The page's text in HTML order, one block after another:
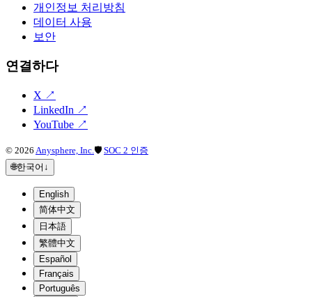
개인정보 처리방침
데이터 사용
보안
연결하다
X ↗
LinkedIn ↗
YouTube ↗
© 2026 Anysphere, Inc. 🛡 SOC 2 인증
🌐한국어 ↓
English
简体中文
日本語
繁體中文
Español
Français
Português